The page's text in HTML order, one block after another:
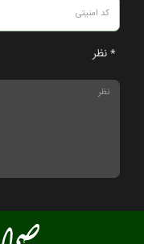
* نظر